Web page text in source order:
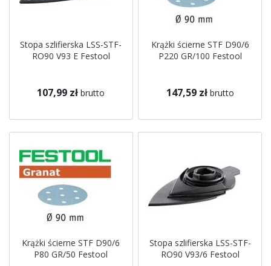
Stopa szlifierska LSS-STF-
RO90 V93 E Festool
107,99 zł brutto
Krążki ścierne STF D90/6
P220 GR/100 Festool
147,59 zł brutto
Krążki ścierne STF D90/6
P80 GR/50 Festool
Stopa szlifierska LSS-STF-
RO90 V93/6 Festool